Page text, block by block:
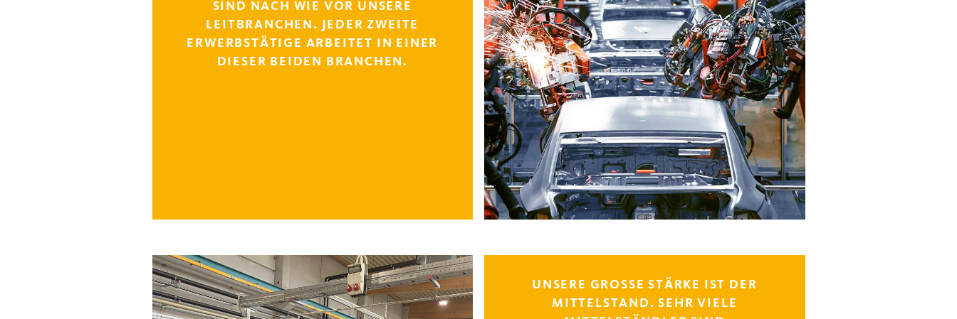
SIND NACH WIE VOR UNSERE
LEITBRANCHEN. JEDER ZWEITE
ERWERBSTÄTIGE ARBEITET IN EINER
DIESER BEIDEN BRANCHEN.
UNSERE GROSSE STÄRKE IST DER M
ITTELSTAND. SEHR VIELE M